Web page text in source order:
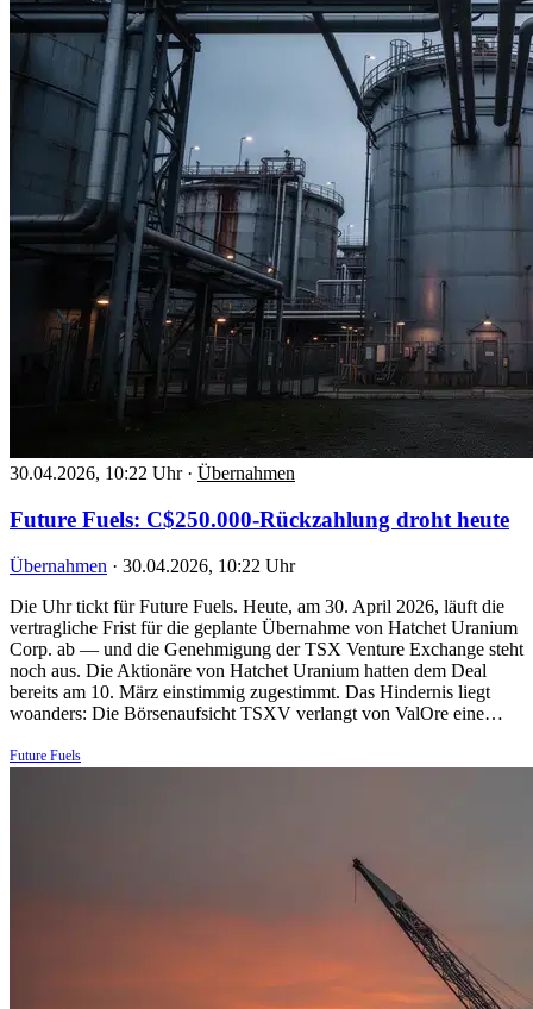
30.04.2026, 10:22 Uhr · Übernahmen
Future Fuels: C$250.000-Rückzahlung droht heute
Übernahmen · 30.04.2026, 10:22 Uhr
Die Uhr tickt für Future Fuels. Heute, am 30. April 2026, läuft die
vertragliche Frist für die geplante Übernahme von Hatchet Uranium
Corp. ab — und die Genehmigung der TSX Venture Exchange steht
noch aus. Die Aktionäre von Hatchet Uranium hatten dem Deal
bereits am 10. März einstimmig zugestimmt. Das Hindernis liegt
woanders: Die Börsenaufsicht TSXV verlangt von ValOre eine…
Future Fuels